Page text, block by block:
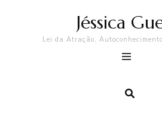
Jéssica
Lei da Atração,